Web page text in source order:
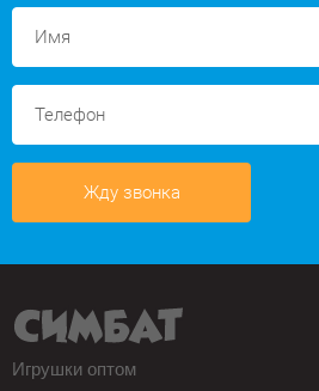
Жду звонка
Игрушки оптом